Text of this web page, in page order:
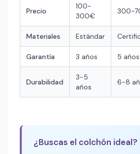
Precio
100-
300€
300-
Materiales Estándar
Garantía 3 años 5 años
Durabilidad
3-5
años
6-8
¿Buscas el colchón ideal?